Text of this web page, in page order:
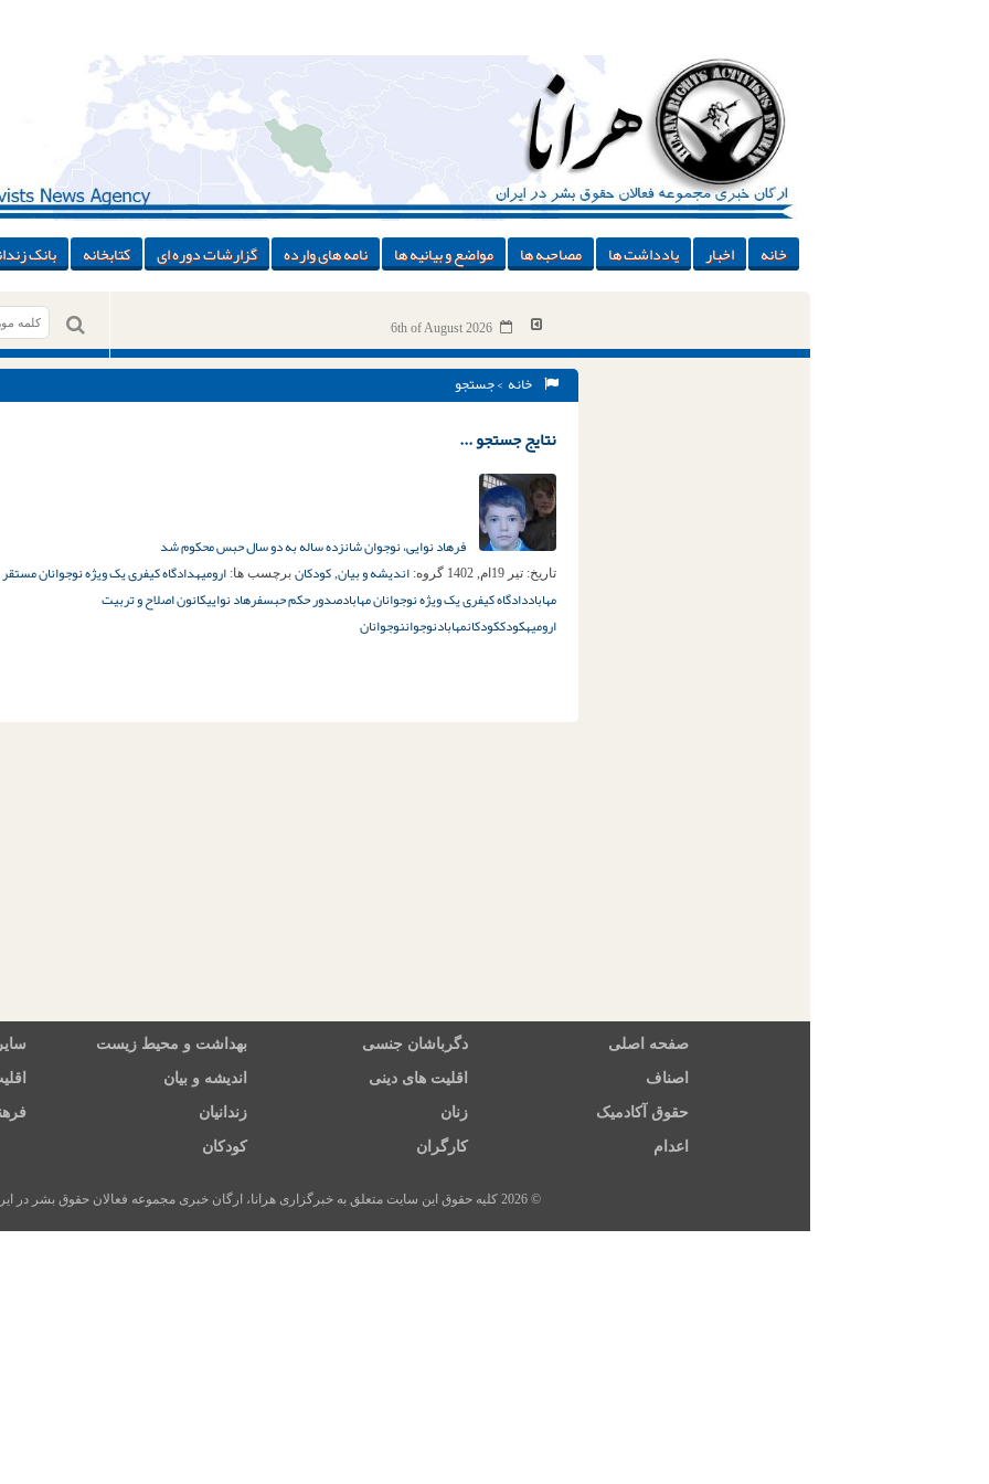
خانه اخبار یادداشت ها مصاحبه ها مواضع و بیانیه ها نامه های وارده گزارشات دوره ای کتابخانه بانک
6th of August 2026
خانه > جستجو
نتایج جستجو ...
فرهاد نوایی، نوجوان شانزده ساله به دو سال حبس محکوم شد
تاریخ: تیر 19ام, 1402 گروه: اندیشه و بیان, کودکان برچسب ها: ارومیهدادگاه کیفری یک ویژه نوجوانان
مهاباددادگاه کیفری یک ویژه نوجوانان مهابادصدور حکم حبسفرهاد نواییکانون اصلاح و تربیت
ارومیهکودککودکانمهابادنوجواننوجوانان
صفحه اصلی دگرباشان جنسی بهداشت و محیط زیست
اصناف اقلیت های دینی اندیشه و بیان
حقوق آکادمیک زنان زندانیان
اعدام کارگران کودکان
© 2026 کلیه حقوق این سایت متعلق به خبرگزاری هرانا، ارگان خبری مجموعه فعالان حقوق بشر در ایران است